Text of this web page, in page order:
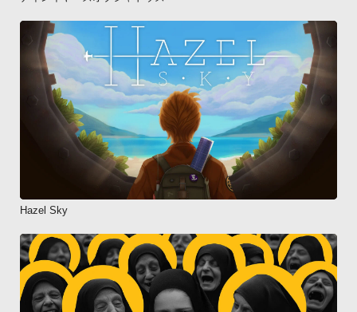
Hazel Sky